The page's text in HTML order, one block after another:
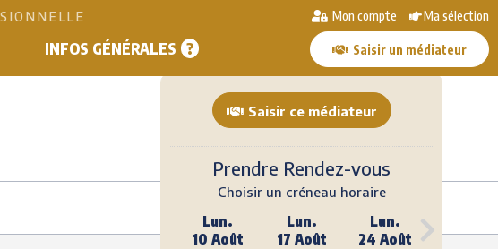
INFOS GÉNÉRALES
Mon compte Ma sélection
Saisir un médiateur
Recevoir la fiche contact Sélectionner
Saisir ce médiateur
Prendre Rendez-vous
Choisir un créneau horaire
Lun.
10 Août
Lun.
17 Août
Lun.
24 Août